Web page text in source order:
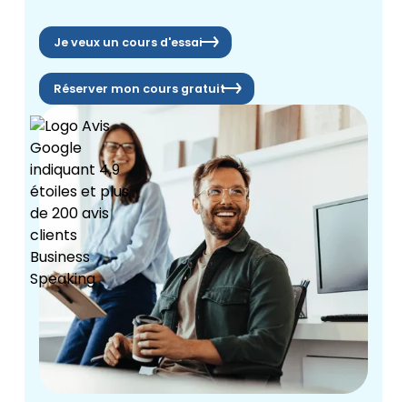
Je veux un cours d'essai
Réserver mon cours gratuit